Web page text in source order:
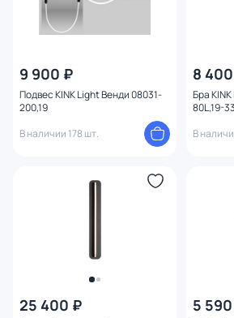
9 900 ₽
Подвес KINK Light Венди 08031-
200,19
В наличии 178 шт.
8
Бра
80L,19-
В
25 400 ₽ 5
Тип помещения
Оформление
Функции
Мощность ламп